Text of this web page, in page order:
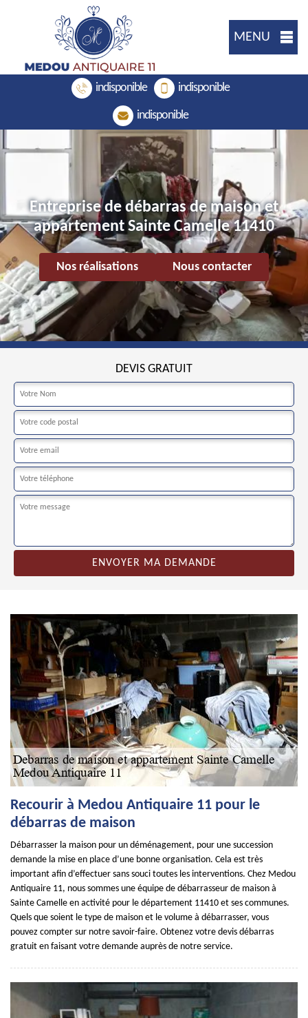
MENU
indisponible indisponible
indisponible
Entreprise de débarras de maison et
appartement Sainte Camelle 11410
Nos réalisations Nous contacter
DEVIS GRATUIT
Recourir à Medou Antiquaire 11 pour le
débarras de maison
Débarrasser la maison pour un déménagement, pour une succession
demande la mise en place d’une bonne organisation. Cela est très
important afin d’effectuer sans souci toutes les interventions. Chez Medou
Antiquaire 11, nous sommes une équipe de débarrasseur de maison à
Sainte Camelle en activité pour le département 11410 et ses communes.
Quels que soient le type de maison et le volume à débarrasser, vous
pouvez compter sur notre savoir-faire. Obtenez votre devis débarras
gratuit en faisant votre demande auprès de notre service.